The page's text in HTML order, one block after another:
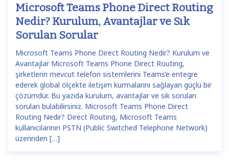
Microsoft Teams Phone Direct Routing
Nedir? Kurulum, Avantajlar ve Sık
Sorulan Sorular
Microsoft Teams Phone Direct Routing Nedir? Kurulum ve
Avantajlar Microsoft Teams Phone Direct Routing,
şirketlerin mevcut telefon sistemlerini Teams’e entegre
ederek global ölçekte iletişim kurmalarını sağlayan güçlü bir
çözümdür. Bu yazıda kurulum, avantajlar ve sık sorulan
soruları bulabilirsiniz. Microsoft Teams Phone Direct
Routing Nedir? Direct Routing, Microsoft Teams
kullanıcılarının PSTN (Public Switched Telephone Network)
üzerinden […]